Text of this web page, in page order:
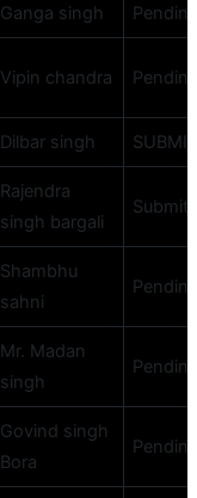
Ganga singh
Vipin chandra
Dilbar singh
Rajendra
singh bargali
Submit
Shambhu
sahni
Mr. Madan
singh
Govind singh
Bora